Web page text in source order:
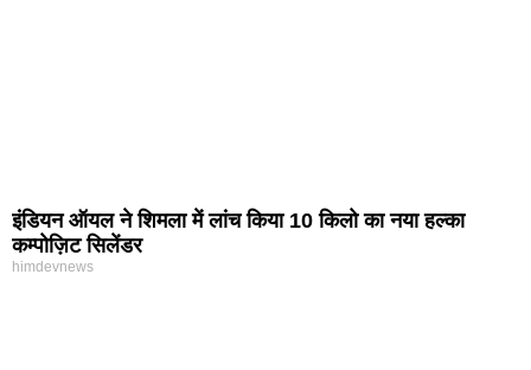
इंडियन ऑयल ने शिमला में लांच किया 10 किलो का नया हल्का
कम्पोज़िट सिलेंडर
himdevnews